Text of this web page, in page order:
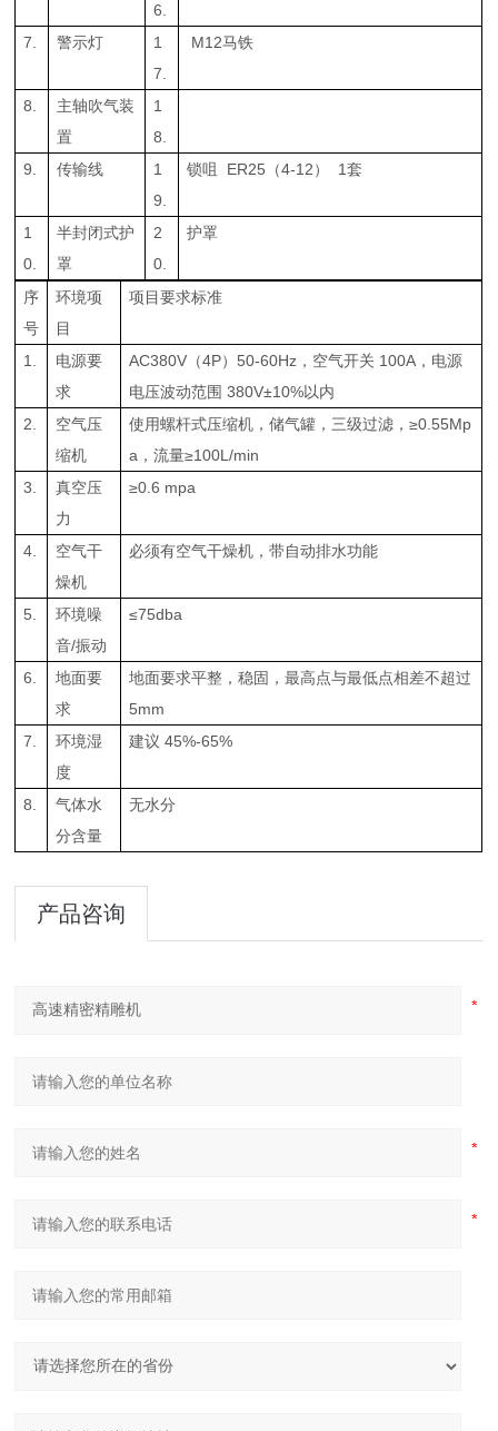
6.
7. 警示灯
1
7.
M12马铁
8.
主轴吹气装
置
1
8.
9.
传输线
1
9.
锁咀 ER25（4-12） 1套
1
0.
半封闭式护
罩
2
0.
护罩
序
号
环境项
目
项目要求标准
1.
电源要
求
AC380V（4P）50-60Hz，空气开关 100A，电源
电压波动范围 380V±10%以内
2.
空气压
缩机
使用螺杆式压缩机，储气罐，三级过滤，≥0.55Mp
a，流量≥100L/min
3.
真空压
力
≥0.6 mpa
4.
空气干
燥机
必须有空气干燥机，带自动排水功能
5.
环境噪
音/振动
≤75dba
6.
地面要
求
地面要求平整，稳固，最高点与最低点相差不超过
5mm
7.
环境湿
度
建议 45%-65%
8.
气体水
分含量
无水分
产品咨询